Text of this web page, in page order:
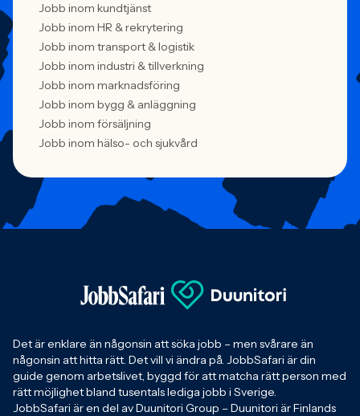
Jobb inom kundtjänst
Jobb inom HR & rekrytering
Jobb inom transport & logistik
Jobb inom industri & tillverkning
Jobb inom marknadsföring
Jobb inom bygg & anläggning
Jobb inom försäljning
Jobb inom hälso- och sjukvård
Det är enklare än någonsin att söka jobb – men svårare än
någonsin att hitta rätt. Det vill vi ändra på. JobbSafari är din
guide genom arbetslivet, byggd för att matcha rätt person med
rätt möjlighet bland tusentals lediga jobb i Sverige.
JobbSafari är en del av Duunitori Group – Duunitori är Finlands